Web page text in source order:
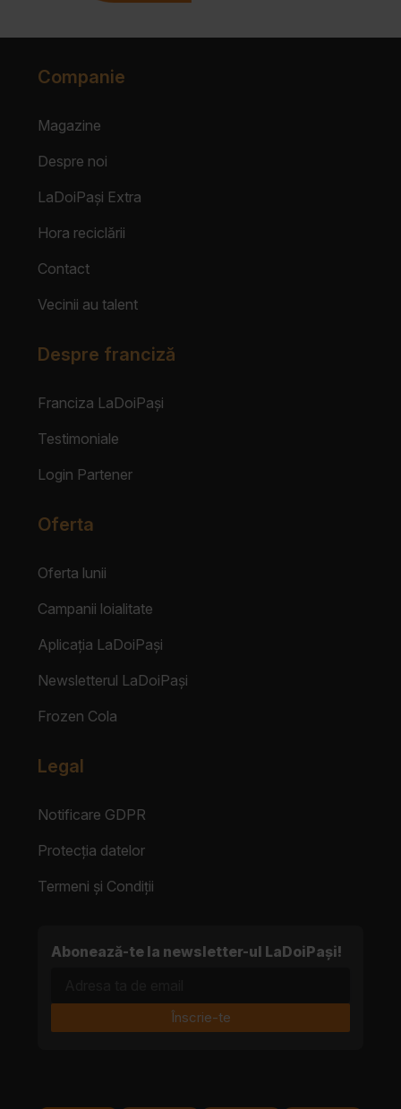
Companie
Magazine
Despre noi
LaDoiPași Extra
Hora reciclării
Contact
Vecinii au talent
Despre franciză
Franciza LaDoiPași
Testimoniale
Login Partener
Oferta
Oferta lunii
Campanii loialitate
Aplicația LaDoiPași
Newsletterul LaDoiPași
Frozen Cola
Legal
Notificare GDPR
Protecția datelor
Termeni și Condiții
Abonează-te la newsletter-ul LaDoiPași!
Înscrie-te